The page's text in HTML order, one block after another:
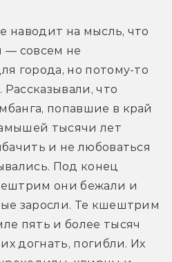
наводит на мысль, что
— совсем не
города, но потому-то
что
попавшие в край
тысячи лет
и не любоваться
Под конец
они бежали и
заросли. Те кшештрим
пять и более тысяч
догнать, погибли. Их